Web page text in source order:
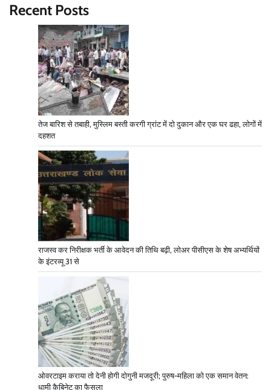
Recent Posts
तेज बारिश से तबाही, मुस्लिम बस्ती करगी ग्रांट में दो दुकान और एक घर ढहा, लोगों में
दहशत
राजस्व कर निरीक्षक भर्ती के आवेदन की तिथि बढ़ी, लोअर पीसीएस के शेष अभ्यर्थियों
के इंटरव्यू 31 से
ओवरटाइम कराया तो देनी होगी दोगुनी मजदूरी; पुरुष-महिला को एक समान वेतन:
धामी कैबिनेट का फैसला